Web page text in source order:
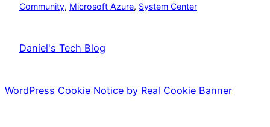
Community, Microsoft Azure, System Center
Daniel's Tech Blog
WordPress Cookie Notice by Real Cookie Banner